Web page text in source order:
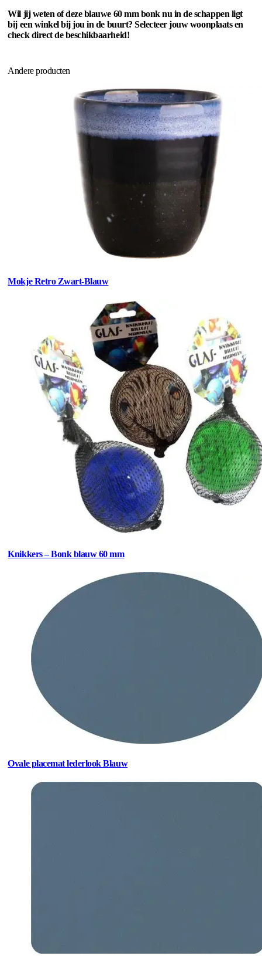
Wil jij weten of deze blauwe 60 mm bonk nu in de schappen ligt
bij een winkel bij jou in de buurt? Selecteer jouw woonplaats en
check direct de beschikbaarheid!
Andere producten
Mokje Retro Zwart-Blauw
Knikkers – Bonk blauw 60 mm
Ovale placemat lederlook Blauw